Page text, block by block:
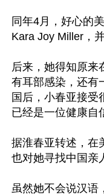
同年4月，好心的
Kara Joy Miller，
后来，她得知原来
有耳部感染，还有
国后，小春亚接受
已经是一位健康自
据淮春亚转述，在
也对她寻找中国亲
虽然她不会说汉语